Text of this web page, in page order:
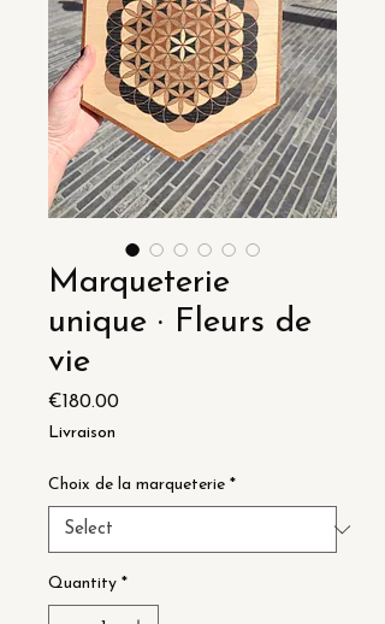
Marqueterie
unique · Fleurs de
vie
€180.00Price
Livraison
Choix de la marqueterie *
Quantity *